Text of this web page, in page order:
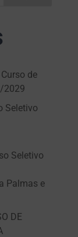
de
2029
Seletivo
Seletivo
Palmas e
DE